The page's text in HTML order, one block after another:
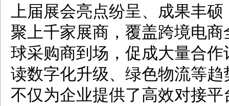
上届展会亮点纷呈、成果丰
聚上千家展商，覆盖跨境电
球采购商到场，促成大量合
读数字化升级、绿色物流等
不仅为企业提供了高效对接